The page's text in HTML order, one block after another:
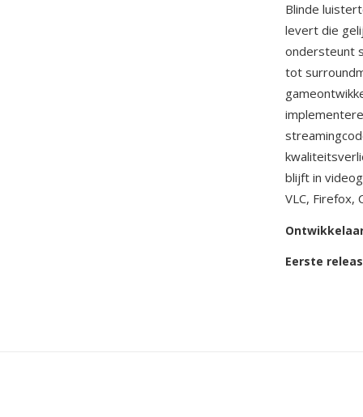
Blinde
levert die
ondersteunt
tot
blijft in
VLC, Firefox,
Eerste